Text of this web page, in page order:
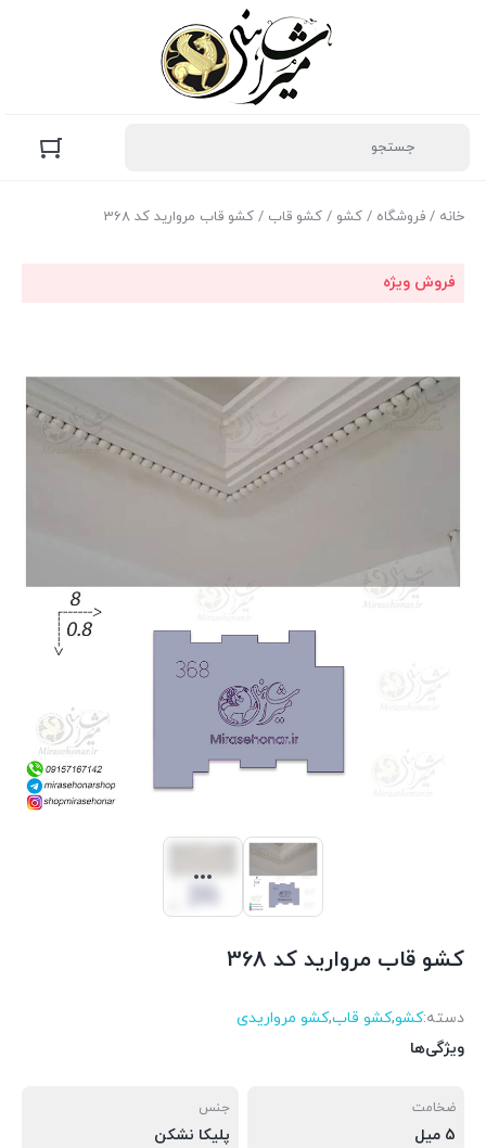
خانه / فروشگاه / کشو / کشو قاب / کشو قاب مروارید کد 368
فروش ویژه
کشو قاب مروارید کد 368
دسته:کشو,کشو قاب,کشو مرواریدی
ویژگی‌ها
ضخامت
5 میل
جنس
پلیکا نشکن